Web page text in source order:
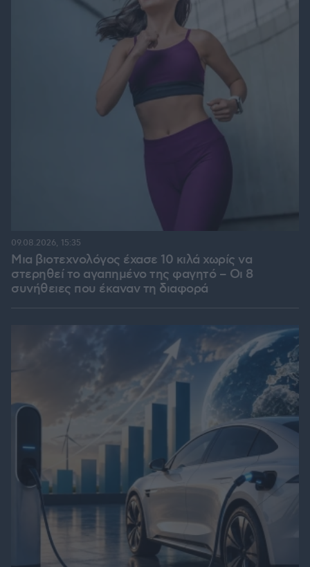
Μια βιοτεχνολόγος έχασε 10 κιλά χωρίς να
στερηθεί το αγαπημένο της φαγητό – Οι 8
συνήθειες που έκαναν τη διαφορά
09.08.2026, 15:35